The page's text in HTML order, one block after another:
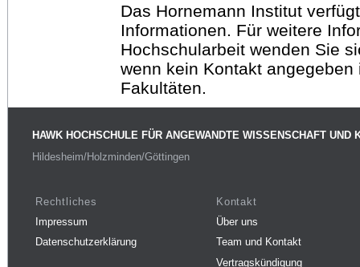
Das Hornemann Institut
Informationen. Für weitere
Hochschularbeit wenden Sie
wenn kein Kontakt
Fakultäten.
HAWK HOCHSCHULE FÜR ANGEWANDTE WISSENSCHAFT UND
Hildesheim/Holzminden/Göttingen
Rechtliches
Impressum
Datenschutzerklärung
Kontakt
Über uns
Team und Kontakt
Vertragskündigung